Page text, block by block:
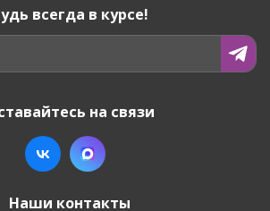
всегда в курсе!
на связи
Наши контакты